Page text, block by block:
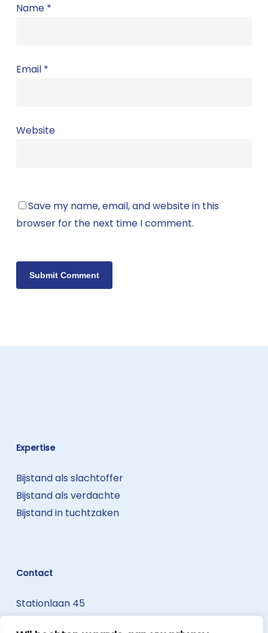
Name *
Email *
Website
Save my name, email, and website in this
browser for the next time I comment.
Expertise
Bijstand als slachtoffer
Bijstand als verdachte
Bijstand in tuchtzaken
Contact
Stationlaan 45